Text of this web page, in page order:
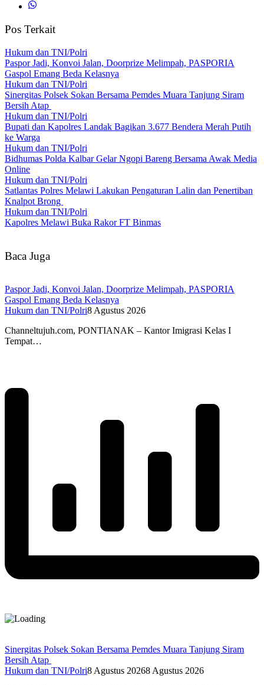
Pos Terkait
Hukum dan TNI/Polri
Paspor Jadi, Konvoi Jalan, Doorprize Melimpah, PASPORIA
Gaspol Emang Beda Kelasnya
Hukum dan TNI/Polri
Sinergitas Polsek Sokan Bersama Pemdes Muara Tanjung Siram
Bersih Atap
Hukum dan TNI/Polri
Bupati dan Kapolres Landak Bagikan 3.677 Bendera Merah Putih
ke Warga
Hukum dan TNI/Polri
Bidhumas Polda Kalbar Gelar Ngopi Bareng Bersama Awak Media
Online
Hukum dan TNI/Polri
Satlantas Polres Melawi Lakukan Pengaturan Lalin dan Penertiban
Knalpot Brong
Hukum dan TNI/Polri
Kapolres Melawi Buka Rakor FT Binmas
Baca Juga
Paspor Jadi, Konvoi Jalan, Doorprize Melimpah, PASPORIA
Gaspol Emang Beda Kelasnya
Hukum dan TNI/Polri8 Agustus 2026
Channeltujuh.com, PONTIANAK – Kantor Imigrasi Kelas I
Tempat…
Sinergitas Polsek Sokan Bersama Pemdes Muara Tanjung Siram
Bersih Atap
Hukum dan TNI/Polri8 Agustus 20268 Agustus 2026